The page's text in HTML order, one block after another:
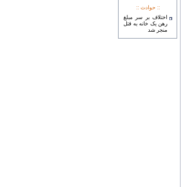
:: حوادث ::
اختلاف بر سر مبلغ
رهن یک خانه به قتل
منجر شد